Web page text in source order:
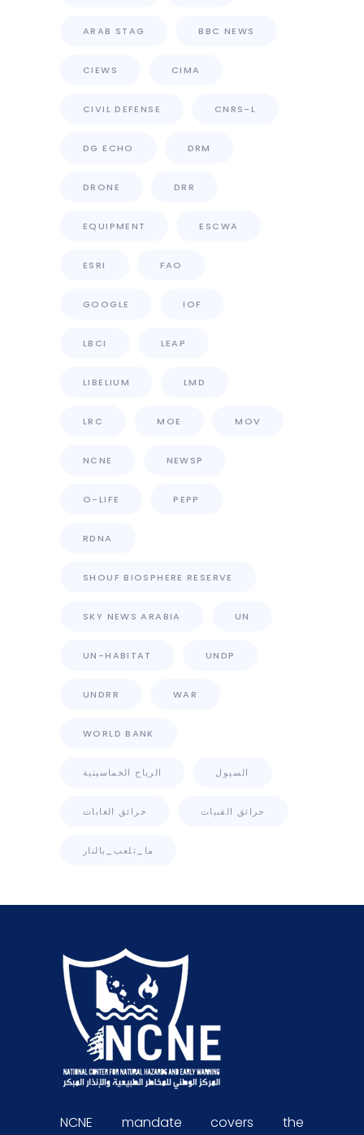
ARAB STAG BBC NEWS
CIEWS CIMA
CIVIL DEFENSE CNRS-L
DG ECHO DRM
DRONE DRR
EQUIPMENT ESCWA
ESRI FAO
GOOGLE IOF
LBCI LEAP
LIBELIUM LMD
LRC MOE MOV
NCNE NEWSP
O-LIFE PEPP
RDNA
SHOUF BIOSPHERE RESERVE
SKY NEWS ARABIA UN
UN-HABITAT UNDP
UNDRR WAR
WORLD BANK
الرياح الخماسينية السيول
حرائق الغابات حرائق القبيات
ما_تلعب_بالنار
NCNE mandate covers the